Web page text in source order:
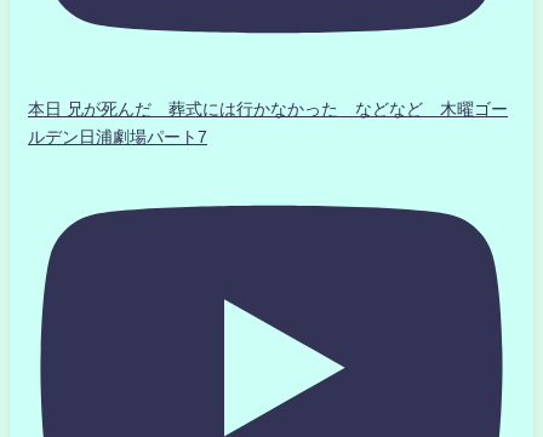
本日 兄が死んだ 葬式には行かなかった などなど 木曜ゴー
ルデン日浦劇場パート7